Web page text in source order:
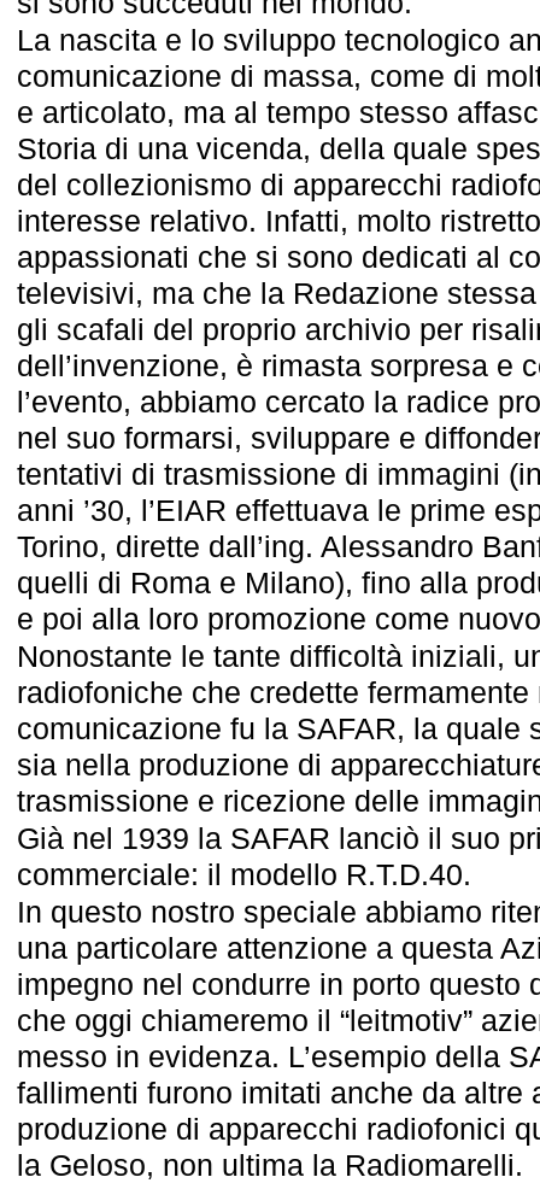
La nascita e lo sviluppo tecnologico
comunicazione di massa, come di
e articolato, ma al tempo stesso
Storia di una vicenda, della quale
del collezionismo di apparecchi
interesse relativo. Infatti, molto
appassionati che si sono dedicati al
televisivi, ma che la Redazione
gli scafali del proprio archivio per
dell’invenzione, è rimasta sorpresa e
l’evento, abbiamo cercato la radice
nel suo formarsi, sviluppare e
tentativi di trasmissione di immagini
anni ’30, l’EIAR effettuava le prime
Torino, dirette dall’ing. Alessandro
quelli di Roma e Milano), fino alla
e poi alla loro promozione come
Nonostante le tante difficoltà iniziali,
radiofoniche che credette
comunicazione fu la SAFAR, la quale
sia nella produzione di
trasmissione e ricezione delle
Già nel 1939 la SAFAR lanciò il suo
commerciale: il modello R.T.D.40.
In questo nostro speciale abbiamo
una particolare attenzione a questa
impegno nel condurre in porto questo
che oggi chiameremo il “leitmotiv”
messo in evidenza. L’esempio della
fallimenti furono imitati anche da altre
produzione di apparecchi radiofonici
la Geloso, non ultima la Radiomarelli.